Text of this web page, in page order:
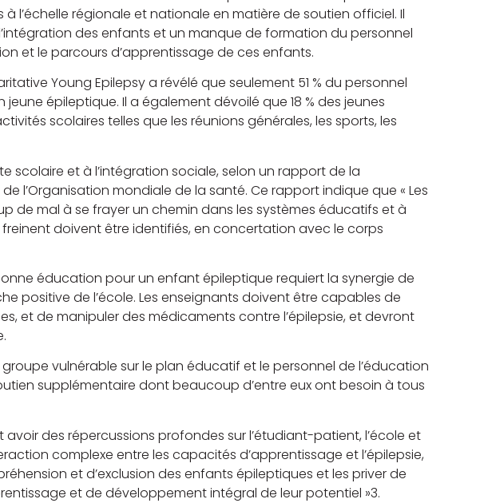
à l’échelle régionale et nationale en matière de soutien officiel. Il
des enfants et un manque de formation du personnel
et le parcours d’apprentissage de ces enfants.
Young Epilepsy a révélé que seulement 51 % du personnel
épileptique. Il a également dévoilé que 18 % des jeunes
scolaires telles que les réunions générales, les sports, les
scolaire et à l’intégration sociale, selon un rapport de la
l’Organisation mondiale de la santé. Ce rapport indique que « Les
de mal à se frayer un chemin dans les systèmes éducatifs et à
doivent être identifiés, en concertation avec le corps
éducation pour un enfant épileptique requiert la synergie de
positive de l’école. Les enseignants doivent être capables de
et de manipuler des médicaments contre l’épilepsie, et devront
vulnérable sur le plan éducatif et le personnel de l’éducation
supplémentaire dont beaucoup d’entre eux ont besoin à tous
des répercussions profondes sur l’étudiant-patient, l’école et
complexe entre les capacités d’apprentissage et l’épilepsie,
et d’exclusion des enfants épileptiques et les priver de
et de développement intégral de leur potentiel »3.